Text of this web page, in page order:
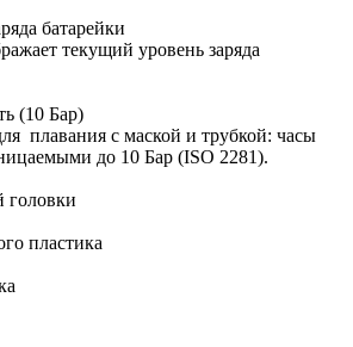
батарейки
текущий уровень заряда
(10 Бар)
плавания с маской и трубкой: часы
до 10 Бар (ISO 2281).
головки
пластика